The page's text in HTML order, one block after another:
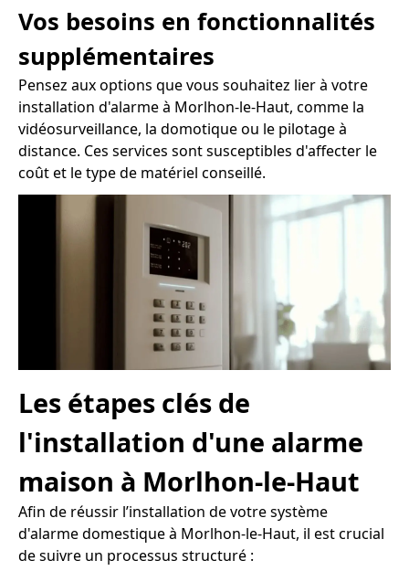
Vos besoins en fonctionnalités
supplémentaires
Pensez aux options que vous souhaitez lier à votre
installation d'alarme à Morlhon-le-Haut, comme la
vidéosurveillance, la domotique ou le pilotage à
distance. Ces services sont susceptibles d'affecter le
coût et le type de matériel conseillé.
Les étapes clés de
l'installation d'une alarme
maison à Morlhon-le-Haut
Afin de réussir l’installation de votre système
d'alarme domestique à Morlhon-le-Haut, il est crucial
de suivre un processus structuré :